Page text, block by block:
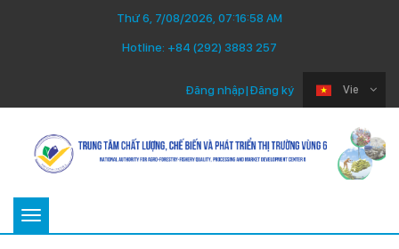
Thứ 6, 7/08/2026, 07:16:58 AM
Hotline: +84 (292) 3883 257
Vie
Đăng nhập|Đăng ký
Toggle